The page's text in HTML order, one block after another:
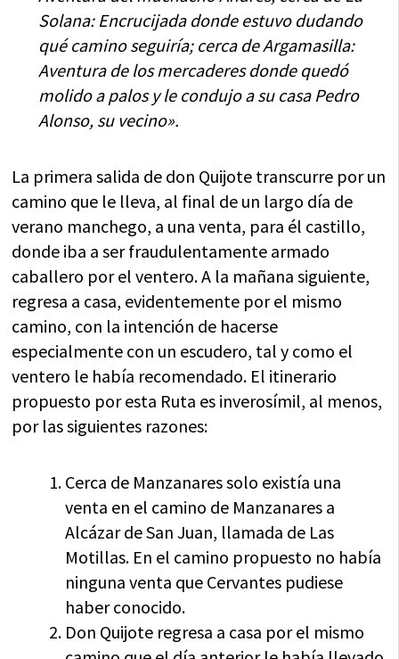
Solana: Encrucijada donde estuvo dudando
qué camino seguiría; cerca de Argamasilla:
Aventura de los mercaderes donde quedó
molido a palos y le condujo a su casa Pedro
Alonso, su vecino».
La primera salida de don Quijote transcurre por un
camino que le lleva, al final de un largo día de
verano manchego, a una venta, para él castillo,
donde iba a ser fraudulentamente armado
caballero por el ventero. A la mañana siguiente,
regresa a casa, evidentemente por el mismo
camino, con la intención de hacerse
especialmente con un escudero, tal y como el
ventero le había recomendado. El itinerario
propuesto por esta Ruta es inverosímil, al menos,
por las siguientes razones:
Cerca de Manzanares solo existía una
venta en el camino de Manzanares a
Alcázar de San Juan, llamada de Las
Motillas. En el camino propuesto no había
ninguna venta que Cervantes pudiese
haber conocido.
Don Quijote regresa a casa por el mismo